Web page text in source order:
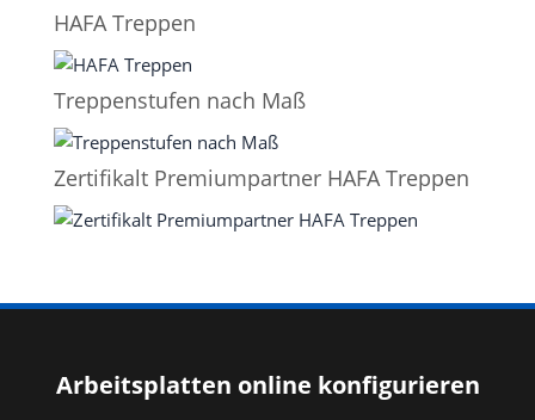
HAFA Treppen
Treppenstufen nach Maß
Zertifikalt Premiumpartner HAFA Treppen
Arbeitsplatten online konfigurieren